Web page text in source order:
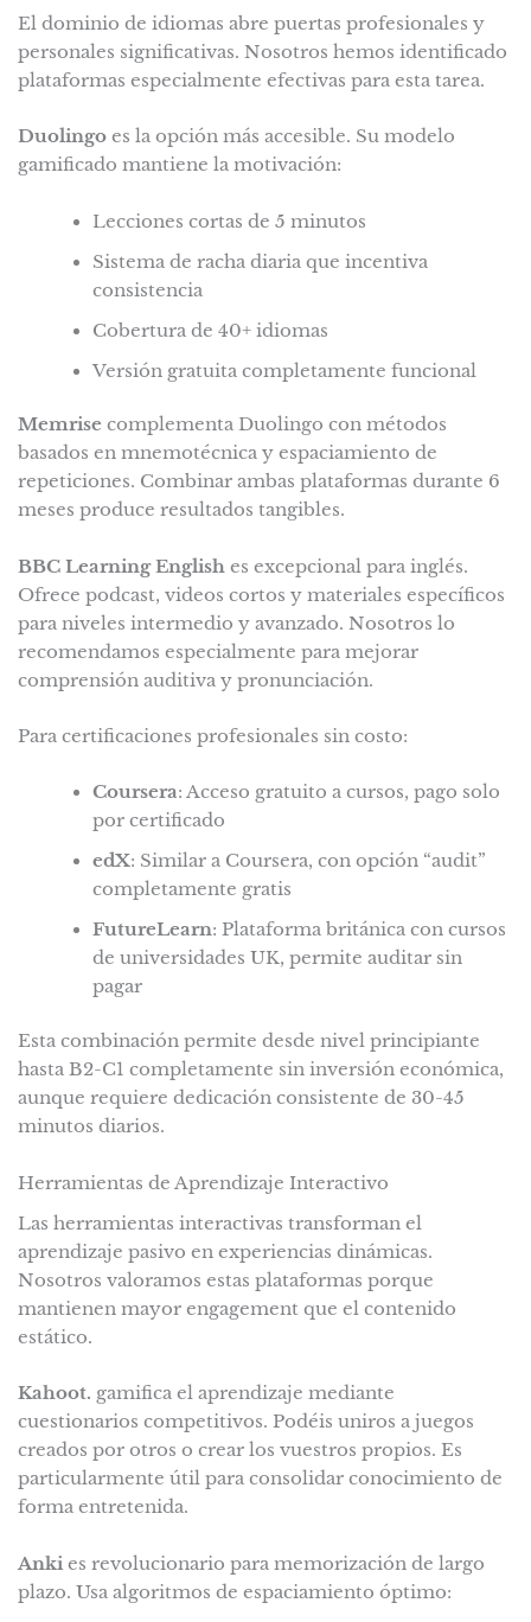
El dominio de idiomas abre puertas profesionales y
personales significativas. Nosotros hemos identificado
plataformas especialmente efectivas para esta tarea.
Duolingoes la opción más accesible. Su modelo
gamificado mantiene la motivación:
Lecciones cortas de 5 minutos
Sistema de racha diaria que incentiva
consistencia
Cobertura de 40+ idiomas
Versión gratuita completamente funcional
Memrise complementa Duolingo con métodos
basados en mnemotécnica y espaciamiento de
repeticiones. Combinar ambas plataformas durante 6
meses produce resultados tangibles.
BBC Learning Englishes excepcional para inglés.
Ofrece podcast, videos cortos y materiales específicos
para niveles intermedio y avanzado. Nosotros lo
recomendamos especialmente para mejorar
comprensión auditiva y pronunciación.
Para certificaciones profesionales sin costo:
Coursera: Acceso gratuito a cursos, pago solo
por certificado
edX: Similar a Coursera, con opción “audit”
completamente gratis
FutureLearn: Plataforma británica con cursos
de universidades UK, permite auditar sin
pagar
Esta combinación permite desde nivel principiante
hasta B2-C1 completamente sin inversión económica,
aunque requiere dedicación consistente de 30-45
minutos diarios.
Herramientas de Aprendizaje Interactivo
Las herramientas interactivas transforman el
aprendizaje pasivo en experiencias dinámicas.
Nosotros valoramos estas plataformas porque
mantienen mayor engagement que el contenido
estático.
Kahoot. gamifica el aprendizaje mediante
cuestionarios competitivos. Podéis uniros a juegos
creados por otros o crear los vuestros propios. Es
particularmente útil para consolidar conocimiento de
forma entretenida.
Anki es revolucionario para memorización de largo
plazo. Usa algoritmos de espaciamiento óptimo: